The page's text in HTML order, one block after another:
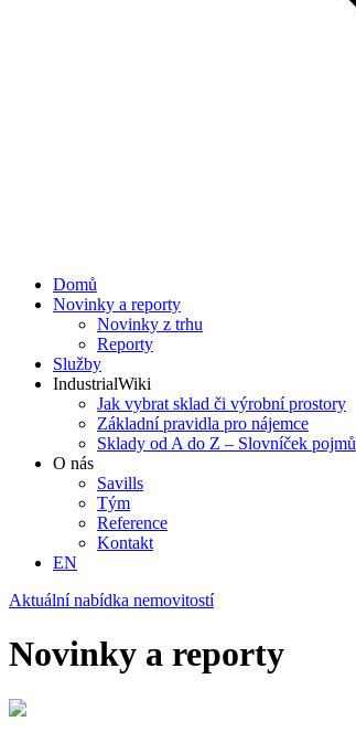
Domů
Novinky a reporty
Novinky z trhu
Reporty
Služby
IndustrialWiki
Jak vybrat sklad či výrobní prostory
Základní pravidla pro nájemce
Sklady od A do Z – Slovníček pojmů
O nás
Savills
Tým
Reference
Kontakt​
EN
Aktuální nabídka nemovitostí
Novinky a reporty